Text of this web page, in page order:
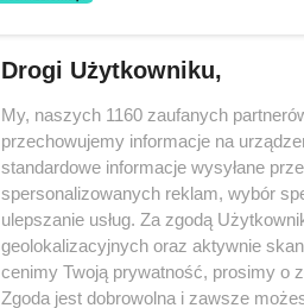
CHOROBY
Choroby serca
dzieci i
nadciśnienia i
dodano 1-12-2008
Drogi Użytkowniku,
My, naszych 1160 zaufanych
przechowujemy informacje na
standardowe informacje wysyłane
spersonalizowanych reklam, wybór
ulepszanie usług. Za zgodą
geolokalizacyjnych oraz aktywnie
cenimy Twoją prywatność, prosimy o
Zgoda jest dobrowolna i zawsze